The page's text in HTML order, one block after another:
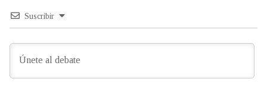
Suscribir